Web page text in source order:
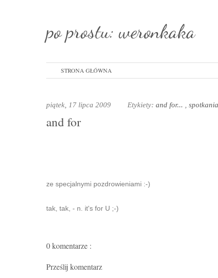
po prostu: weronkaka
STRONA GŁÓWNA
piątek, 17 lipca 2009 Etykiety: and for... spotkania
and for
ze specjalnymi pozdrowieniami :-)
tak, tak, - n. it's for U ;-)
0 komentarze :
Prześlij komentarz